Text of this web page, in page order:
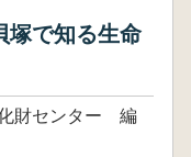
塚で知る生命
財センター 編